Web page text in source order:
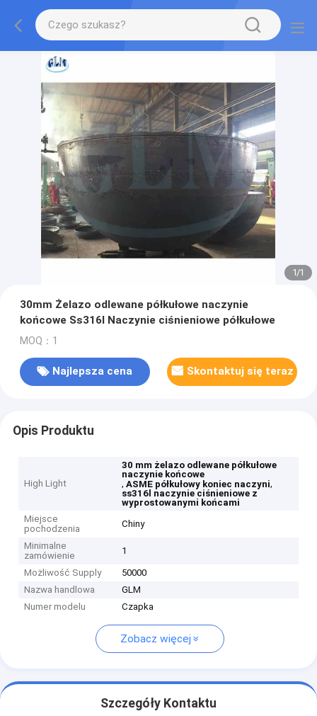
1/1
30mm Żelazo odlewane półkułowe naczynie
końcowe Ss316l Naczynie ciśnieniowe półkułowe
MOQ：1
Najlepsza cena Skontaktuj się teraz
Opis Produktu
High Light
30 mm żelazo odlewane półkułowe
naczynie końcowe
,ASME półkułowy koniec naczyni,
ss316l naczynie ciśnieniowe z
wyprostowanymi końcami
Miejsce
pochodzenia
Chiny
Minimalne
zamówienie
1
Możliwość Supply
50000
Nazwa handlowa
GLM
Numer modelu
Czapka
Zobacz więcej
Szczegóły Kontaktu